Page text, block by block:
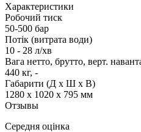
Характеристики
Робочий тиск
50-500 бар
Потік (витрата води)
10 - 28 л/хв
Вага нетто, брутто, верт.
440 кг, -
Габарити (Д х Ш х В)
1280 x 1020 x 795 мм
Отзывы
Середня оцінка